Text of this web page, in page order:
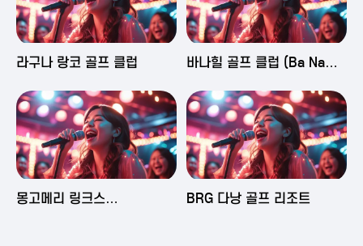
2025-06-03 15:05
라구나 랑코 골프 클럽 2025-06-03 14:58
바나힐 골프 클럽 (Ba Na
2025-06-03 14:50
몽고메리 링크스
2025-06-02 23:29
BRG 다낭 골프 리조트